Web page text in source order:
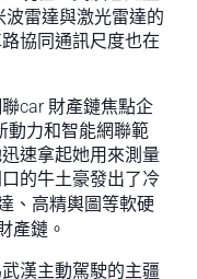
雷達與激光雷達的
協同通訊尺度也在
car 財產鏈焦點企
動力和智能網聯範
速拿起她用來測量
的牛土豪發出了冷
、高精輿圖等軟硬
產鏈。
漢主動駕駛的主疆